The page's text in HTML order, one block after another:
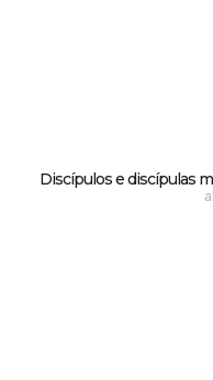
Discípulos e discípulas